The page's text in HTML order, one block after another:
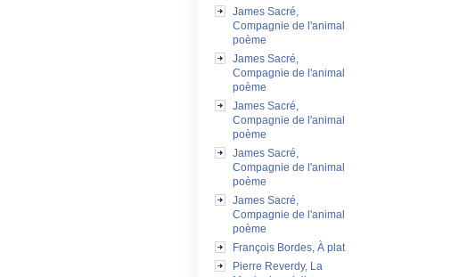
James Sacré,
Compagnie de l'animal
poème
James Sacré,
Compagnie de l'animal
poème
James Sacré,
Compagnie de l'animal
poème
James Sacré,
Compagnie de l'animal
poème
James Sacré,
Compagnie de l'animal
poème
François Bordes, À plat
Pierre Reverdy, La